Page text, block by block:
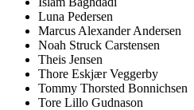
Luna Pedersen
Marcus Alexander Andersen
Noah Struck Carstensen
Theis Jensen
Thore Eskjær Veggerby
Tommy Thorsted Bonnichsen
Tore Lillo Gudnason